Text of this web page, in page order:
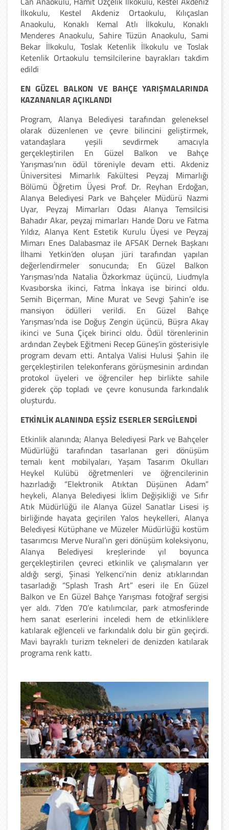
İlkokulu, Kestel Akdeniz Ortaokulu, Kılıçaslan
Anaokulu, Konaklı Kemal Atlı İlkokulu, Konaklı
Menderes Anaokulu, Sahire Tüzün Anaokulu, Sami
Bekar İlkokulu, Toslak Ketenlik İlkokulu ve Toslak
Ketenlik Ortaokulu temsilcilerine bayrakları takdim
edildi
EN GÜZEL BALKON VE BAHÇE YARIŞMALARINDA
KAZANANLAR AÇIKLANDI
Program, Alanya Belediyesi tarafından geleneksel
olarak düzenlenen ve çevre bilincini geliştirmek,
vatandaşlara yeşili sevdirmek amacıyla
gerçekleştirilen En Güzel Balkon ve Bahçe
Yarışması’nın ödül töreniyle devam etti. Akdeniz
Üniversitesi Mimarlık Fakültesi Peyzaj Mimarlığı
Bölümü Öğretim Üyesi Prof. Dr. Reyhan Erdoğan,
Alanya Belediyesi Park ve Bahçeler Müdürü Nazmi
Uyar, Peyzaj Mimarları Odası Alanya Temsilcisi
Bahadır Akar, peyzaj mimarları Hande Doru ve Fatma
Yıldız, Alanya Kent Estetik Kurulu Üyesi ve Peyzaj
Mimarı Enes Dalabasmaz ile AFSAK Dernek Başkanı
İlhami Yetkin’den oluşan jüri tarafından yapılan
değerlendirmeler sonucunda; En Güzel Balkon
Yarışması’nda Natalia Özkorkmaz üçüncü, Liudmyla
Kvasıborska ikinci, Fatma İnkaya ise birinci oldu.
Semih Biçerman, Mine Murat ve Sevgi Şahin’e ise
mansiyon ödülleri verildi. En Güzel Bahçe
Yarışması’nda ise Doğuş Zengin üçüncü, Büşra Akay
ikinci ve Suna Çiçek birinci oldu. Ödül törenlerinin
ardından Zeybek Eğitmeni Recep Güneş’in gösterisiyle
program devam etti. Antalya Valisi Hulusi Şahin ile
gerçekleştirilen telekonferans görüşmesinin ardından
protokol üyeleri ve öğrenciler hep birlikte sahile
giderek çöp topladı ve çevre konusunda farkındalık
oluşturdu.
ETKİNLİK ALANINDA EŞSİZ ESERLER SERGİLENDİ
Etkinlik alanında; Alanya Belediyesi Park ve Bahçeler
Müdürlüğü tarafından tasarlanan geri dönüşüm
temalı kent mobilyaları, Yaşam Tasarım Okulları
Heykel Kulübü öğretmenleri ve öğrencilerinin
hazırladığı “Elektronik Atıktan Düşünen Adam”
heykeli, Alanya Belediyesi İklim Değişikliği ve Sıfır
Atık Müdürlüğü ile Alanya Güzel Sanatlar Lisesi iş
birliğinde hayata geçirilen Yalos heykelleri, Alanya
Belediyesi Kütüphane ve Müzeler Müdürlüğü kostüm
tasarımcısı Merve Nural’ın geri dönüşüm koleksiyonu,
Alanya Belediyesi kreşlerinde yıl boyunca
gerçekleştirilen çevreci etkinlik ve çalışmaların yer
aldığı sergi, Şinasi Yelkenci’nin deniz atıklarından
tasarladığı “Splash Trash Art” eseri ile En Güzel
Balkon ve En Güzel Bahçe Yarışması fotoğraf sergisi
yer aldı. 7’den 70’e katılımcılar, park atmosferinde
hem sanat eserlerini inceledi hem de etkinliklere
katılarak eğlenceli ve farkındalık dolu bir gün geçirdi.
Mavi bayraklı turizm tekneleri de denizden katılarak
programa renk kattı.